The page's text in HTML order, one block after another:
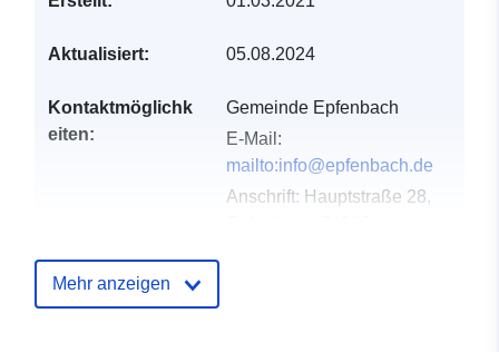
Aktualisiert: 05.08.2024
Kontaktmöglichk
eiten:
Gemeinde Epfenbach
E-Mail:
mailto:info@epfenbach.de
Anschrift: Hauptstraße 28,
Mehr anzeigen